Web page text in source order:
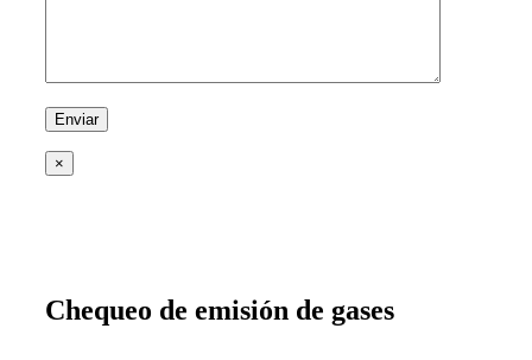
×
Chequeo de emisión de gases